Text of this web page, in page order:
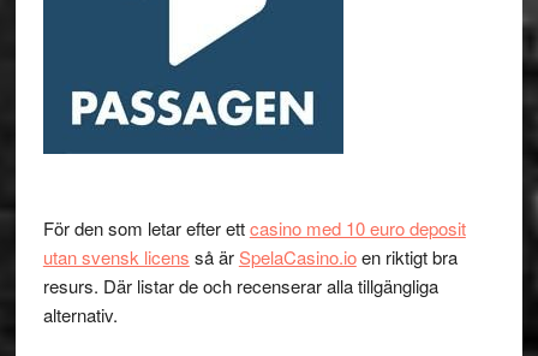
För den som letar efter ettcasino med 10 euro deposit
utan svensk licens så ärSpelaCasino.ioen riktigt bra
resurs. Där listar de och recenserar alla tillgängliga
alternativ.